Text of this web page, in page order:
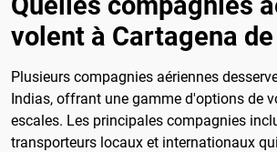
volent à Cartagena
Plusieurs compagnies aériennes
Indias, offrant une gamme d'options de
escales. Les principales compagnies
transporteurs locaux et internationaux